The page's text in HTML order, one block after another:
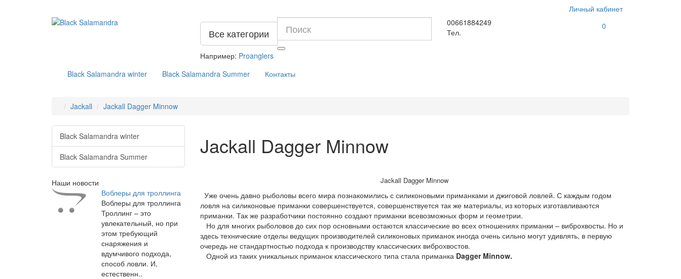
Личный кабинет
00661884249
Тел.
0
Все категории
Например: Proanglers
Black Salamandra winter
Black Salamandra Summer Контакты
Jackall Jackall Dagger Minnow
Black Salamandra winter
Black Salamandra Summer
Наши новости
Воблеры для троллинга
Воблеры для троллинга
Троллинг – это
увлекательный, но при
этом требующий
снаряжения и
вдумчивого подхода,
способ ловли. И,
естественн..
Jackall Dagger Minnow
Jackall Dagger Minnow
Уже очень давно рыболовы всего мира познакомились с силиконовыми приманками и джиговой ловлей. С каждым годом
ловля на силиконовые приманки совершенствуется, совершенствуется так же материалы, из которых изготавливаются
приманки. Так же разработчики постоянно создают приманки всевозможных форм и геометрии.
Но для многих рыболовов до сих пор основными остаются классические во всех отношениях приманки – виброхвосты. Но и
здесь технические отделы ведущих производителей силиконовых приманок иногда очень сильно могут удивлять, в первую
очередь не стандартностью подхода к производству классических виброхвостов.
Одной из таких уникальных приманок классического типа стала приманка Dagger Minnow.